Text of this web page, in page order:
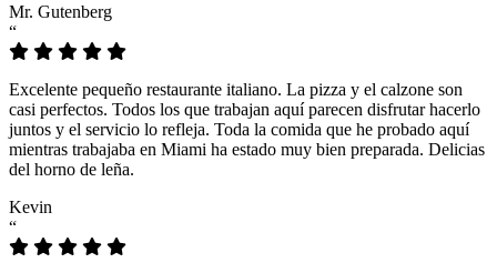
Mr. Gutenberg
“
Excelente pequeño restaurante italiano. La pizza y el calzone son
casi perfectos. Todos los que trabajan aquí parecen disfrutar hacerlo
juntos y el servicio lo refleja. Toda la comida que he probado aquí
mientras trabajaba en Miami ha estado muy bien preparada. Delicias
del horno de leña.
Kevin
“